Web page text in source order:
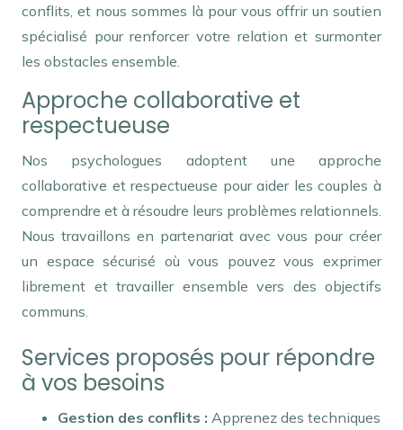
conflits, et nous sommes là pour vous offrir un soutien
spécialisé pour renforcer votre relation et surmonter
les obstacles ensemble.
Approche collaborative et
respectueuse
Nos psychologues adoptent une approche
collaborative et respectueuse pour aider les couples à
comprendre et à résoudre leurs problèmes relationnels.
Nous travaillons en partenariat avec vous pour créer
un espace sécurisé où vous pouvez vous exprimer
librement et travailler ensemble vers des objectifs
communs.
Services proposés pour répondre
à vos besoins
Gestion des conflits : Apprenez des techniques